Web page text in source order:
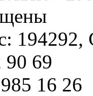
194292,
90 69
16 26